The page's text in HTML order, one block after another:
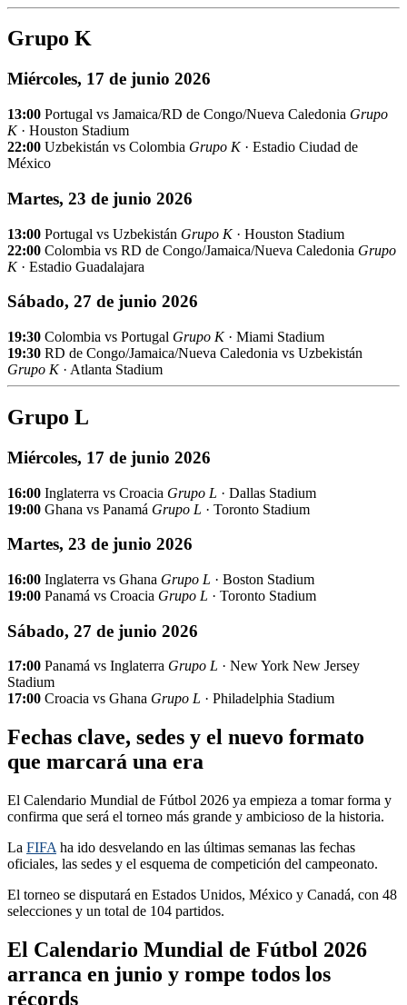
Grupo K
Miércoles, 17 de junio 2026
13:00 Portugal vs Jamaica/RD de Congo/Nueva Caledonia Grupo
K· Houston Stadium
22:00 Uzbekistán vs Colombia Grupo K· Estadio Ciudad de
México
Martes, 23 de junio 2026
13:00 Portugal vs Uzbekistán Grupo K· Houston Stadium
22:00 Colombia vs RD de Congo/Jamaica/Nueva Caledonia Grupo
K· Estadio Guadalajara
Sábado, 27 de junio 2026
19:30 Colombia vs Portugal Grupo K· Miami Stadium
19:30 RD de Congo/Jamaica/Nueva Caledonia vs Uzbekistán
Grupo K· Atlanta Stadium
Grupo L
Miércoles, 17 de junio 2026
16:00 Inglaterra vs Croacia Grupo L · Dallas Stadium
19:00 Ghana vs Panamá Grupo L · Toronto Stadium
Martes, 23 de junio 2026
16:00 Inglaterra vs Ghana Grupo L · Boston Stadium
19:00 Panamá vs Croacia Grupo L · Toronto Stadium
Sábado, 27 de junio 2026
17:00 Panamá vs Inglaterra Grupo L · New York New Jersey
Stadium
17:00 Croacia vs Ghana Grupo L · Philadelphia Stadium
Fechas clave, sedes y el nuevo formato
que marcará una era
El Calendario Mundial de Fútbol 2026 ya empieza a tomar forma y
confirma que será el torneo más grande y ambicioso de la historia.
La FIFA ha ido desvelando en las últimas semanas las fechas
oficiales, las sedes y el esquema de competición del campeonato.
El torneo se disputará en Estados Unidos, México y Canadá, con 48
selecciones y un total de 104 partidos.
El Calendario Mundial de Fútbol 2026
arranca en junio y rompe todos los
récords